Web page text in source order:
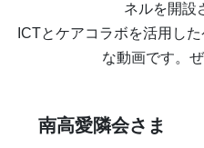
ネルを開設
ICTとケアコラボを活用し
な動画です。
南高愛隣会さま